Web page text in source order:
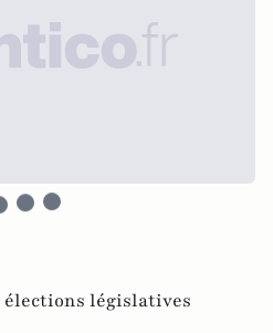
élections législatives